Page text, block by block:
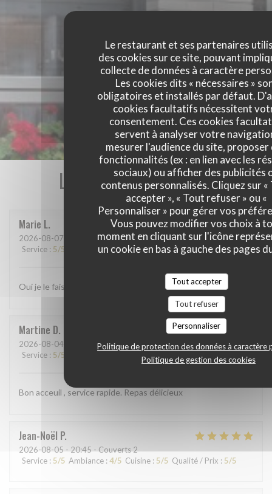
Le restaurant et ses partenaires
des cookies sur ce site, pouvant
collecte de données à caractère
Les cookies dits « nécessaires »
obligatoires et installés par défaut.
cookies facultatifs nécessitent
consentement. Ces cookies
servent à analyser votre
mesurer l'audience du site, proposer
fonctionnalités (ex : en lien avec les
sociaux) ou afficher des publicités
contenus personnalisés. Cliquez sur «
accepter », « Tout refuser » ou «
Personnaliser » pour gérer vos
Vous pouvez modifier vos choix à
moment en cliquant sur l'icône
un cookie en bas à gauche des pages
Tout accepter
Tout refuser
Personnaliser
Politique de protection des données à caractère
Politique de gestion des cookies
Les avis de nos clients
Marie L
2026-08-07 - 13:15 - Couverts 2
Service : 5/5 Ambiance: 5/5 Cuisine: 5/5 Qualité / Prix:5/5
Oui je le fais
Martine D
2026-08-04 - 19:00 - Couverts 3
Service : 5/5 Cuisine : 5 Qualité / Prix
Bon acceuil , service rapide. Repas délicieux
Jean-Noël P
2026-08-05 - 20:45 - Couverts 2
Service : 5/5 Ambiance : 4/5 Cuisine : 5/5 Qualité / Prix : 5/5